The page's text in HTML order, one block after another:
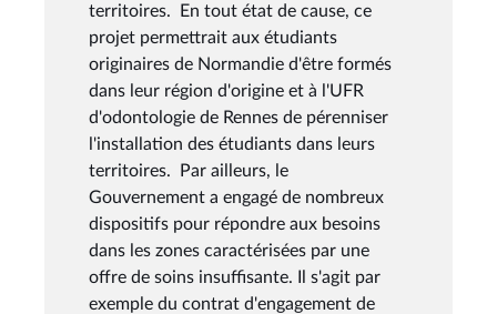
territoires. En tout état de cause, ce
projet permettrait aux étudiants
originaires de Normandie d'être formés
dans leur région d'origine et à l'UFR
d'odontologie de Rennes de pérenniser
l'installation des étudiants dans leurs
territoires. Par ailleurs, le
Gouvernement a engagé de nombreux
dispositifs pour répondre aux besoins
dans les zones caractérisées par une
offre de soins insuffisante. Il s'agit par
exemple du contrat d'engagement de